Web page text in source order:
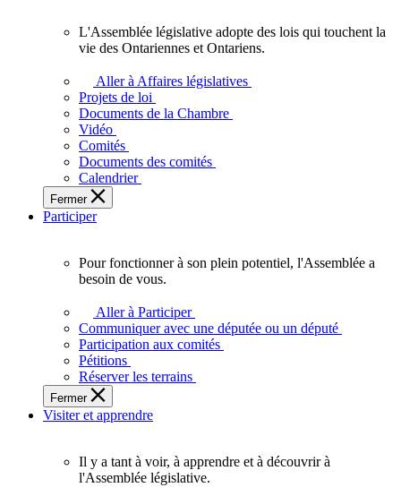
l'Ontario.
L'Assemblée
adopte
touchent
des
Ontariennes
et
L'Assemblée législative adopte des lois qui touchent la
vie des Ontariennes et Ontariens.
Aller à Affaires législatives
Projets de loi
Documents de la Chambre
Vidéo
Comités
Documents des comités
Calendrier
Fermer
Participer
plein
potentiel,
l'Assemblée
a
besoin
de
Pour fonctionner à son plein potentiel, l'Assemblée a
besoin de vous.
Aller à Participer
Communiquer avec une députée ou un député
Participation aux comités
Pétitions
Réserver les terrains
Fermer
Visiter et apprendre
Il y a tant à voir, à apprendre et à découvrir à
l'Assemblée législative.